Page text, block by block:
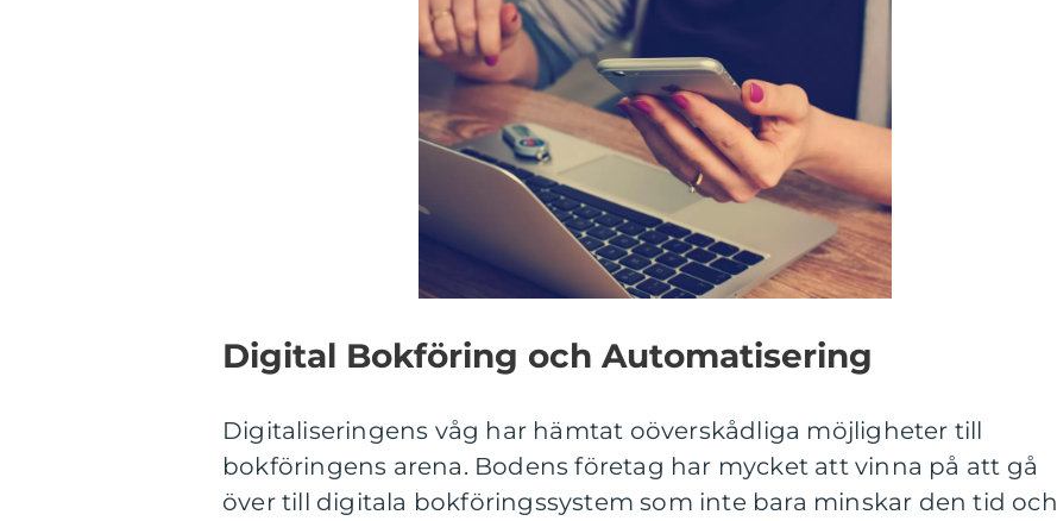
Digital Bokföring och Automatisering
Digitaliseringens våg har hämtat oöverskådliga möjligheter till
bokföringens arena. Bodens företag har mycket att vinna på att gå
över till digitala bokföringssystem som inte bara minskar den tid och